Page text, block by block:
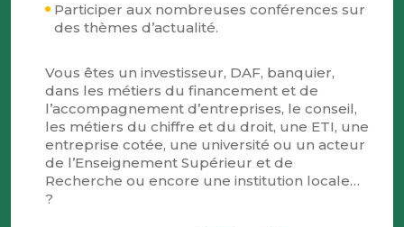
Participer aux nombreuses conférences sur
des thèmes d’actualité.
Vous êtes un investisseur, DAF, banquier,
dans les métiers du financement et de
l’accompagnement d’entreprises, le conseil,
les métiers du chiffre et du droit, une ETI, une
entreprise cotée, une université ou un acteur
de l’Enseignement Supérieur et de
Recherche ou encore une institution locale…
?